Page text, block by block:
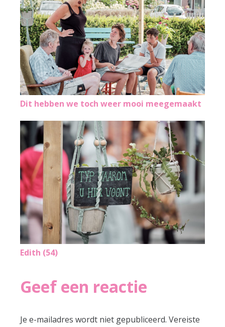
Dit hebben we toch weer mooi meegemaakt
Edith (54)
Geef een reactie
Je e-mailadres wordt niet gepubliceerd. Vereiste